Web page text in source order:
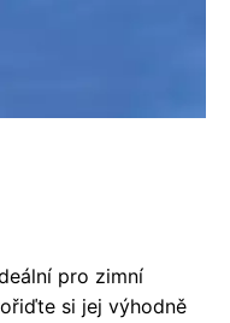
pro zimní
si jej výhodně